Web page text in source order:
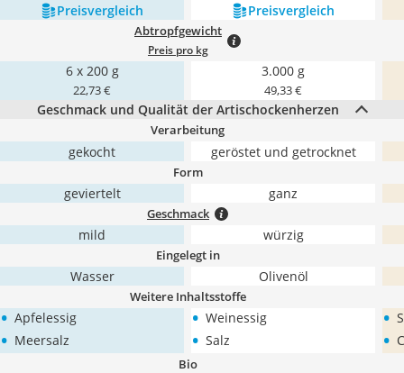
Preis­vergleich Preis­vergleich
Abtropfgewicht
Preis pro kg
6 x 200 g
22,73 €
3.000 g
49,33 €
Geschmack und Qualität der Artischockenherzen
Verarbeitung
gekocht geröstet und getrocknet
Form
geviertelt ganz
Geschmack
mild würzig
Eingelegt in
Wasser Olivenöl
Weitere Inhaltsstoffe
• Apfelessig
• Meersalz
• Weinessig
• Salz
•
•
Bio